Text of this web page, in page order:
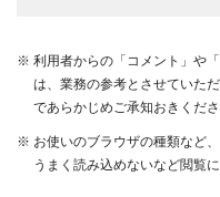
※ 利用者からの「コメント」や
は、業務の参考とさせていた
であらかじめご承知おきくださ
※ お使いのブラウザの種類など
うまく読み込めないなど閲覧